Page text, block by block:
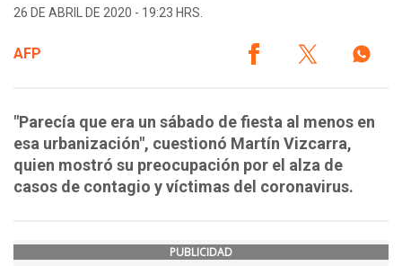
26 DE ABRIL DE 2020 - 19:23 HRS.
AFP
"Parecía que era un sábado de fiesta al menos en
esa urbanización", cuestionó Martín Vizcarra,
quien mostró su preocupación por el alza de
casos de contagio y víctimas del coronavirus.
PUBLICIDAD